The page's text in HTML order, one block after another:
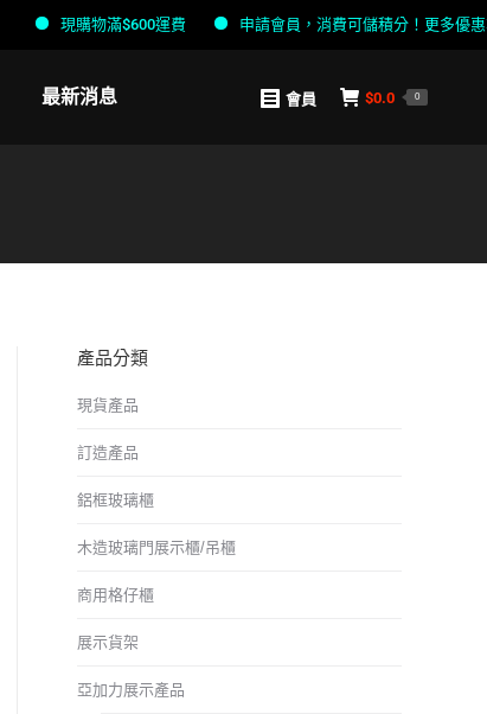
現購物滿$600運費 申請會員，消費可儲積分！更多優惠等緊
最新消息 會員 $0.0 0
產品分類
現貨產品
訂造產品
鋁框玻璃櫃
木造玻璃門展示櫃/吊櫃
商用格仔櫃
展示貨架
亞加力展示產品